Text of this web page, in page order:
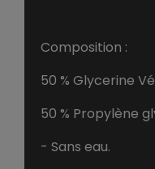
Composition :
50 % Glycerine
50 % Propylène
- Sans eau.